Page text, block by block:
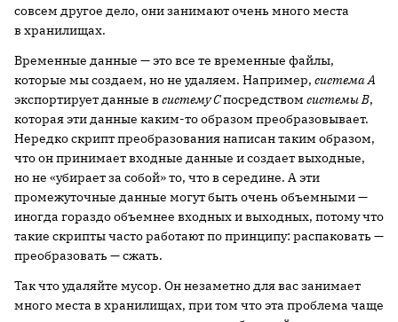
совсем другое дело, они занимают очень много места
в хранилищах.
Временные данные — это все те временные файлы,
которые мы создаем, но не удаляем. Например, система А
экспортирует данные в системуCпосредством системыB,
которая эти данные каким-то образом преобразовывает.
Нередко скрипт преобразования написан таким образом,
что он принимает входные данные и создает выходные,
но не «убирает за собой» то, что в середине. А эти
промежуточные данные могут быть очень объемными —
иногда гораздо объемнее входных и выходных, потому что
такие скрипты часто работают по принципу: распаковать —
преобразовать — сжать.
Так что удаляйте мусор. Он незаметно для вас занимает
много места в хранилищах, при том что эта проблема чаще